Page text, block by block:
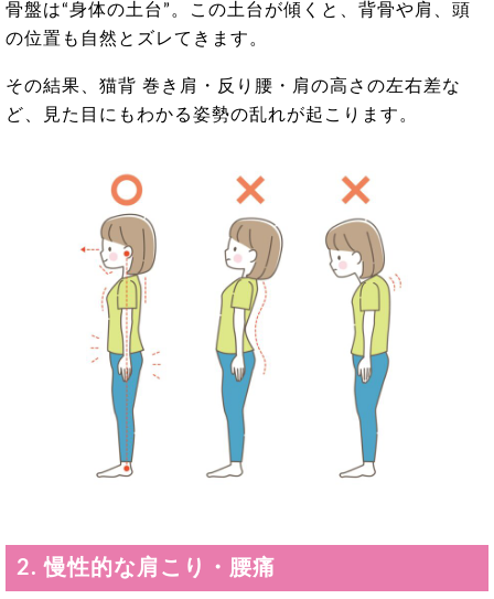
骨盤は“身体の土台”。この土台が傾くと、背骨や肩、頭
の位置も自然とズレてきます。
その結果、猫背 巻き肩・反り腰・肩の高さの左右差な
ど、見た目にもわかる姿勢の乱れが起こります。
2. 慢性的な肩こり ・腰痛